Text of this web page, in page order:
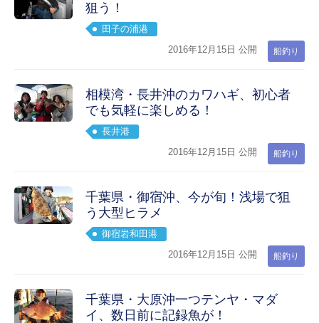
狙う！
田子の浦港
船釣り
2016年12月15日 公開
相模湾・長井沖のカワハギ、初心者
でも気軽に楽しめる！
長井港
船釣り
2016年12月15日 公開
千葉県・御宿沖、今が旬！浅場で狙
う大型ヒラメ
御宿岩和田港
船釣り
2016年12月15日 公開
千葉県・大原沖一つテンヤ・マダ
イ、数日前に記録魚が！